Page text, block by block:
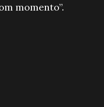
momento”.